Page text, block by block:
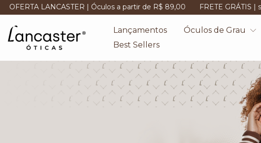
| Óculos a partir de R$ 89,00 FRETE GRÁTIS | sem valor
Lançamentos Óculos de Grau
Best Sellers